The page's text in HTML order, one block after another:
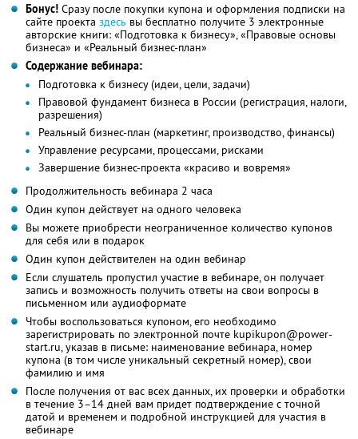
Бонус! Сразу после покупки купона и оформления подписки на
сайте проекта здесь вы бесплатно получите 3 электронные
авторские книги: «Подготовка к бизнесу», «Правовые основы
бизнеса» и «Реальный бизнес-план»
Содержание вебинара:
Подготовка к бизнесу (идеи, цели, задачи)
Правовой фундамент бизнеса в России (регистрация, налоги,
разрешения)
Реальный бизнес-план (маркетинг, производство, финансы)
Управление ресурсами, процессами, рисками
Завершение бизнес-проекта «красиво и вовремя»
Продолжительность вебинара 2 часа
Один купон действует на одного человека
Вы можете приобрести неограниченное количество купонов
для себя или в подарок
Один купон действителен на один вебинар
Если слушатель пропустил участие в вебинаре, он получает
запись и возможность получить ответы на свои вопросы в
письменном или аудиоформате
Чтобы воспользоваться купоном, его необходимо
зарегистрировать по электронной почте kupikupon@power-
start.ru, указав в письме: наименование вебинара, номер
купона (в том числе уникальный секретный номер), свои
фамилию и имя
После получения от вас всех данных, их проверки и обработки
в течение 3–14 дней вам придет подтверждение с точной
датой и временем и подробной инструкцией для участия в
вебинаре